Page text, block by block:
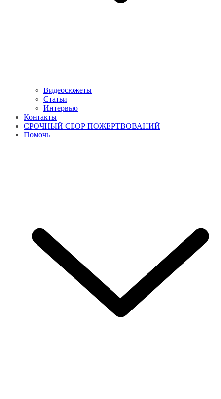
Видеосюжеты
Статьи
Интервью
Контакты
СРОЧНЫЙ СБОР ПОЖЕРТВОВАНИЙ
Помочь